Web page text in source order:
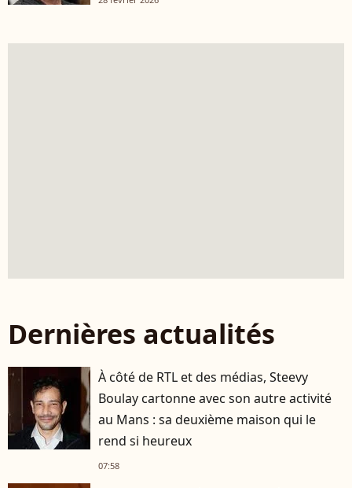
Dernières actualités
À côté de RTL et des médias, Steevy
Boulay cartonne avec son autre activité
au Mans : sa deuxième maison qui le
rend si heureux
07:58